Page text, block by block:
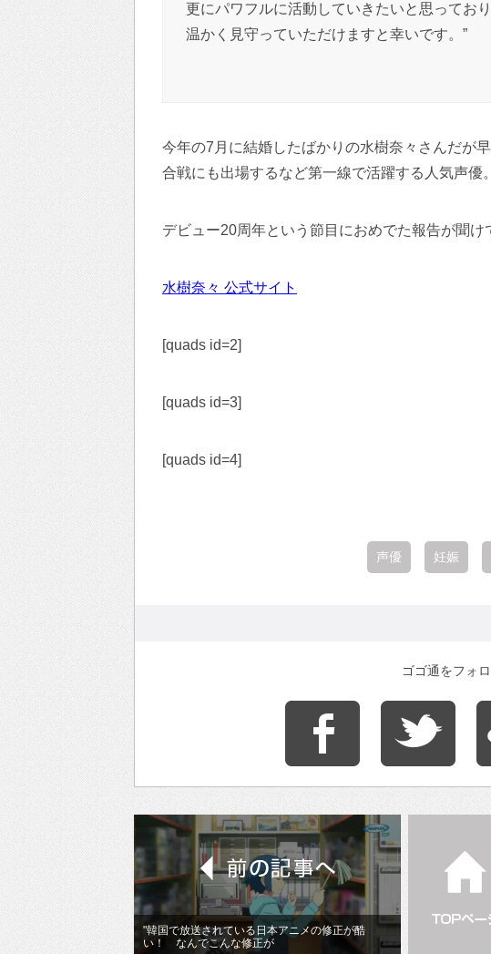
更にパワフルに活動していきたいと思っており
温かく見守っていただけますと幸いです。”
今年の7月に結婚したばかりの水樹奈々さんだが
合戦にも出場するなど第一線で活躍する人気声優。
デビュー20周年という節目におめでた報告が聞け
水樹奈々 公式サイト
[quads id=2]
[quads id=3]
[quads id=4]
声優 妊娠
ゴゴ通をフォ
"韓国で放送されている日本アニメの修正が酷
い！ なんでこんな修正が